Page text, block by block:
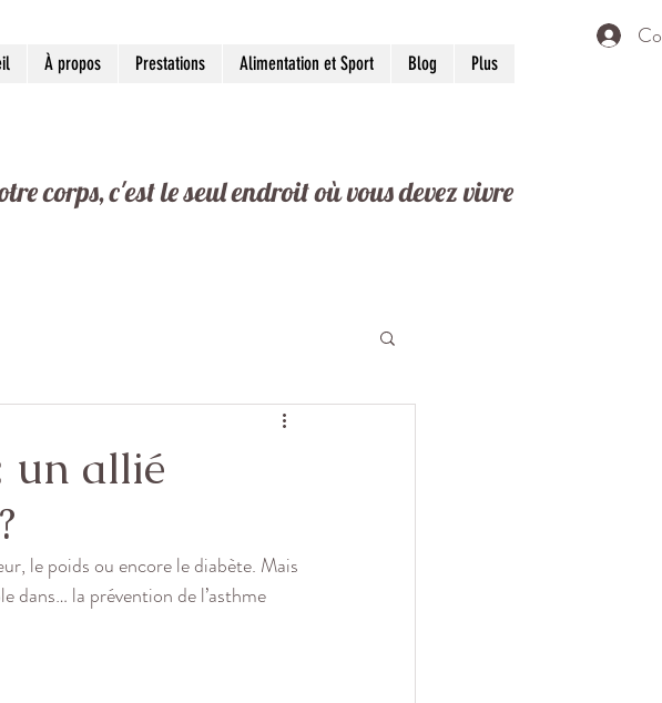
À propos Prestations Alimentation et Sport Blog Plus
corps, c'est le seul endroit où vous devez vivre
un allié
le poids ou encore le diabète. Mais
dans… la prévention de l’asthme